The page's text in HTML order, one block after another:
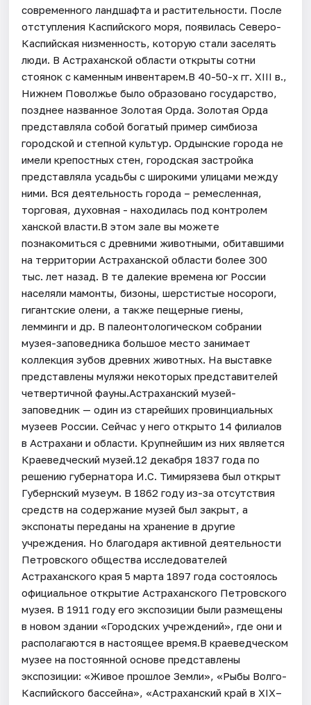
современного ландшафта и растительности. После
отступления Каспийского моря, появилась Северо-
Каспийская низменность, которую стали заселять
люди. В Астраханской области открыты сотни
стоянок с каменным инвентарем.В 40-50-х гг. XIII в.,
Нижнем Поволжье было образовано государство,
позднее названное Золотая Орда. Золотая Орда
представляла собой богатый пример симбиоза
городской и степной культур. Ордынские города не
имели крепостных стен, городская застройка
представляла усадьбы с широкими улицами между
ними. Вся деятельность города – ремесленная,
торговая, духовная - находилась под контролем
ханской власти.В этом зале вы можете
познакомиться с древними животными, обитавшими
на территории Астраханской области более 300
тыс. лет назад. В те далекие времена юг России
населяли мамонты, бизоны, шерстистые носороги,
гигантские олени, а также пещерные гиены,
лемминги и др. В палеонтологическом собрании
музея-заповедника большое место занимает
коллекция зубов древних животных. На выставке
представлены муляжи некоторых представителей
четвертичной фауны.Астраханский музей-
заповедник — один из старейших провинциальных
музеев России. Сейчас у него открыто 14 филиалов
в Астрахани и области. Крупнейшим из них является
Краеведческий музей.12 декабря 1837 года по
решению губернатора И.С. Тимирязева был открыт
Губернский музеум. В 1862 году из-за отсутствия
средств на содержание музей был закрыт, а
экспонаты переданы на хранение в другие
учреждения. Но благодаря активной деятельности
Петровского общества исследователей
Астраханского края 5 марта 1897 года состоялось
официальное открытие Астраханского Петровского
музея. В 1911 году его экспозиции были размещены
в новом здании «Городских учреждений», где они и
располагаются в настоящее время.В краеведческом
музее на постоянной основе представлены
экспозиции: «Живое прошлое Земли», «Рыбы Волго-
Каспийского бассейна», «Астраханский край в XIX–